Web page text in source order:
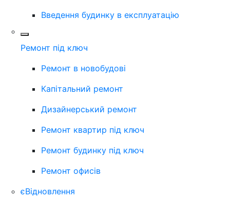
Введення будинку в експлуатацію
Ремонт під ключ
Ремонт в новобудові
Капітальний ремонт
Дизайнерський ремонт
Ремонт квартир під ключ
Ремонт будинку під ключ
Ремонт офисів
єВідновлення